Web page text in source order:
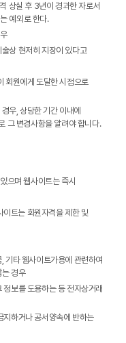
상실 후 3년이 경과한 자로서
예외로 한다.
상 현저히 지장이 있다고
회원에게 도달한 시점으로
우, 상당한 기간 이내에
그 변경사항을 알려야 합니다.
으며 웹사이트는 즉시
이트는 회원자격을 제한 및
기타 웹사이트가용에 관련하여
경우
보를 도용하는 등 전자상거래
지하거나 공서양속에 반하는